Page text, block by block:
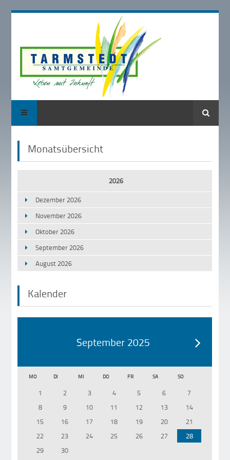
Suche
Monatsübersicht
2026
Dezember 2026
November 2026
Oktober 2026
September 2026
August 2026
Kalender
September 2025
MO DI MI DO FR SA SO
1 2 3 4 5 6
7
8
9 10 11 12 13
14
15
16 17 18 19 20
21
22
23 24 25 26 27
28
29
30